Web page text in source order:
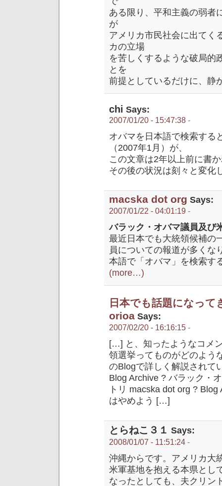
ある限り、平和主義の弱者
が
アメリカ市民社会に出てく
カの立場
を苦しくするような破局的
とを
前提としているだけに、静
chi Says:
2007/01/20 - 15:47:38 -
オバマを日本語で検索する
（2007年1月）が、
この文章は2年以上前に書
その後の状況は刻々と変化
macska dot org Says:
2007/01/22 - 04:01:19 -
バラック・オバマ議員及
最近日本でも大統領候補の
員についての報道が多くな
本語で「オバマ」を検索す
(more…)
日本でも話題になって
orioa Says:
2007/02/20 - 16:16:15 -
[…] と、知ったようなコメ
領選挙ってものがどのよう
のBlogで詳しく解説されて
Blog Archive ? バラック・
トリ macska dot org ?
はやめよう […]
とらねこ３１ Says:
2008/01/07 - 11:51:24 -
沖縄からです。アメリカ大
米軍基地を抱える本県とし
なったとしても、夫クリン